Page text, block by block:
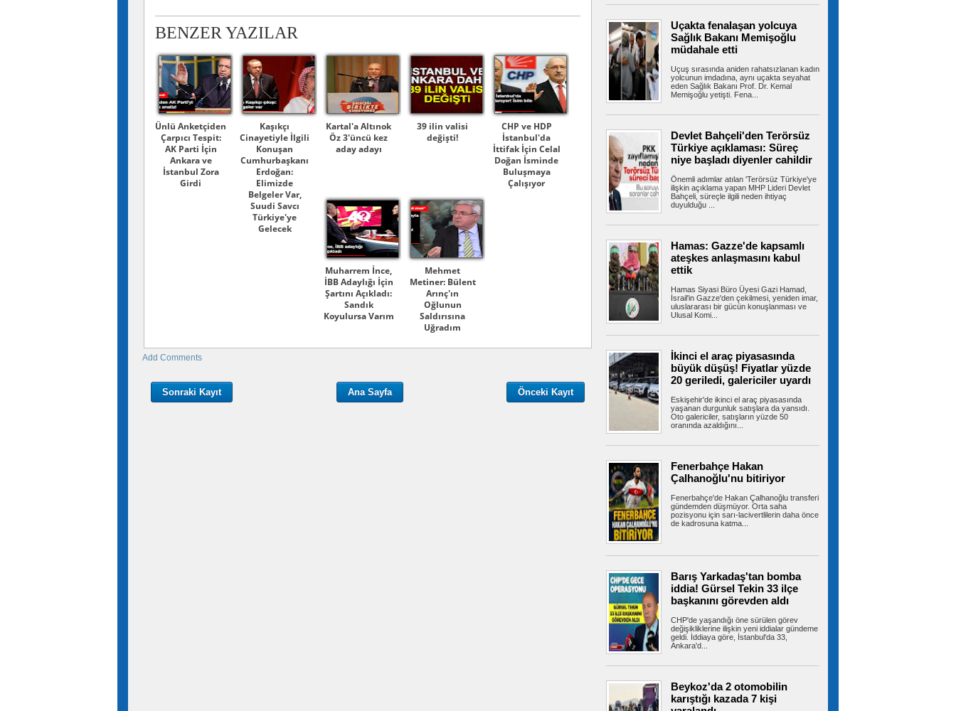
BENZER YAZILAR
Ünlü Anketçiden
Çarpıcı Tespit:
AK Parti İçin
Ankara ve
İstanbul Zora
Girdi
Kaşıkçı
Cinayetiyle İlgili
Konuşan
Cumhurbaşkanı
Erdoğan:
Elimizde
Belgeler Var,
Suudi Savcı
Türkiye'ye
Gelecek
Kartal'a Altınok
Öz 3'üncü kez
aday adayı
39 ilin valisi
değişti!
CHP ve HDP
İstanbul'da
İttifak İçin Celal
Doğan İsminde
Buluşmaya
Çalışıyor
Muharrem İnce,
İBB Adaylığı İçin
Şartını Açıkladı:
Sandık
Koyulursa Varım
Mehmet
Metiner: Bülent
Arınç'ın
Oğlunun
Saldırısına
Uğradım
Add Comments
Sonraki Kayıt Önceki Kayıt
Ana Sayfa
Avcılar’da otomobil ile çarpışan
motosikletin sürücüsü ağır yaralandı
AVCILAR'da otomobil ile çarpışan motosikletin
sürücüsü ağır yaralandı....
İstanbul- İzmir Otoyolu Orhangazi Tüneli'nde
TIR'ın kamyona arkadan çarptığı...
Ümraniye Belediyesi'nden
gençlere yönelik projeler
ÜMRANİYE Belediyesi, gençlerin üniversite
hayallerini gerçeğe dönüştürmek ve...
bağlantılı Irak'a ait hava yolu şirketini yaptırım
listesinden çıkardı
ABD-İran müzakereleri Hürmüz Boğazı'na
ilişkin görüşmelerle devam ederken...
TBMM'deki teklifte kritik detay!
Örgüt yöneticilerine kapı kapandı
TBMM Başkanlığı'na sunulan "Millî Dayanışma
ve Toplumsal Bütünleşmenin...
Tur için avantajı kaptı
Fenerbahçe ArsaVev, UEFA Kadınlar
Şampiyonlar Ligi 2. Ön Eleme Turu yarı...
şenlikle sona erdi
Esenler Belediyesi koordinasyonunda
İran'dan Hürmüz açıklaması:
'Umman ile ulaşım güzergahına ilişkin
mutabakata varıldı'
İran Dışişleri Bakanlığı Sözcüsü İsmail Bekayi,
Uçakta fenalaşan yolcuya
Sağlık Bakanı Memişoğlu
müdahale etti
Uçuş sırasında aniden rahatsızlanan kadın
yolcunun imdadına, aynı uçakta seyahat
eden Sağlık Bakanı Prof. Dr. Kemal
Memişoğlu yetişti. Fena...
Devlet Bahçeli'den Terörsüz
Türkiye açıklaması: Süreç
niye başladı diyenler cahildir
Önemli adımlar atılan 'Terörsüz Türkiye'ye
ilişkin açıklama yapan MHP Lideri Devlet
Bahçeli, süreçle ilgili neden ihtiyaç
duyulduğu ...
Hamas: Gazze'de kapsamlı
ateşkes anlaşmasını kabul
ettik
Hamas Siyasi Büro Üyesi Gazi Hamad,
İsrail'in Gazze'den çekilmesi, yeniden imar,
uluslararası bir gücün konuşlanması ve
Ulusal Komi...
İkinci el araç piyasasında
büyük düşüş! Fiyatlar yüzde
20 geriledi, galericiler uyardı
Eskişehir'de ikinci el araç piyasasında
yaşanan durgunluk satışlara da yansıdı.
Oto galericiler, satışların yüzde 50
oranında azaldığını...
Fenerbahçe Hakan
Çalhanoğlu'nu bitiriyor
Fenerbahçe'de Hakan Çalhanoğlu transferi
gündemden düşmüyor. Orta saha
pozisyonu için sarı-lacivertlilerin daha önce
de kadrosuna katma...
Barış Yarkadaş'tan bomba
iddia! Gürsel Tekin 33 ilçe
başkanını görevden aldı
CHP'de yaşandığı öne sürülen görev
değişikliklerine ilişkin yeni iddialar gündeme
geldi. İddiaya göre, İstanbul'da 33,
Ankara'd...
Beykoz'da 2 otomobilin
karıştığı kazada 7 kişi